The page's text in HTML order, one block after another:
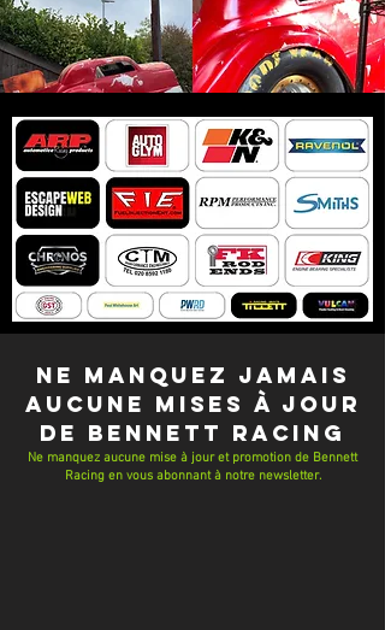
NE MANQUEZ JAMAIS
AUCUNE MISES À JOUR
de Bennett Racing
Ne manquez aucune mise à jour et promotion de Bennett
Racing en vous abonnant à notre newsletter.